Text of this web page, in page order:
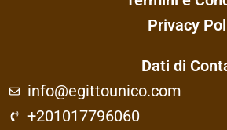
Privacy
Dati di
info@egittounico.com
+201017796060